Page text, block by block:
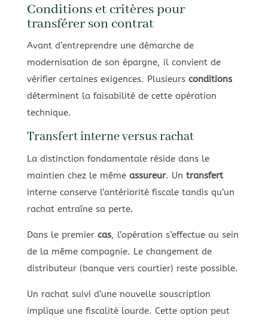
Conditions et critères pour
transférer son contrat
Avant d’entreprendre une démarche de
modernisation de son épargne, il convient de
vérifier certaines exigences. Plusieurs conditions
déterminent la faisabilité de cette opération
technique.
Transfert interne versus rachat
La distinction fondamentale réside dans le
maintien chez le même assureur. Un transfert
interne conserve l’antériorité fiscale tandis qu’un
rachat entraîne sa perte.
Dans le premier cas, l’opération s’effectue au sein
de la même compagnie. Le changement de
distributeur (banque vers courtier) reste possible.
Un rachat suivi d’une nouvelle souscription
implique une fiscalité lourde. Cette option peut